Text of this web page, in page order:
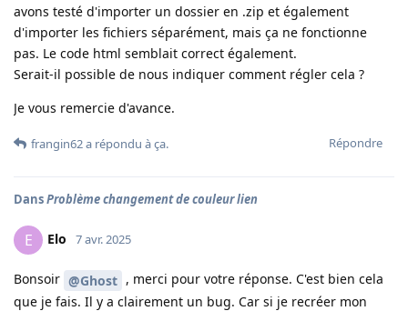
avons testé d'importer un dossier en .zip et également
d'importer les fichiers séparément, mais ça ne fonctionne
pas. Le code html semblait correct également.
Serait-il possible de nous indiquer comment régler cela ?
Je vous remercie d'avance.
Répondre
frangin62a répondu à ça.
DansProblème changement de couleur lien
E Elo 7 avr. 2025
Bonsoir @Ghost , merci pour votre réponse. C'est bien cela
que je fais. Il y a clairement un bug. Car si je recréer mon